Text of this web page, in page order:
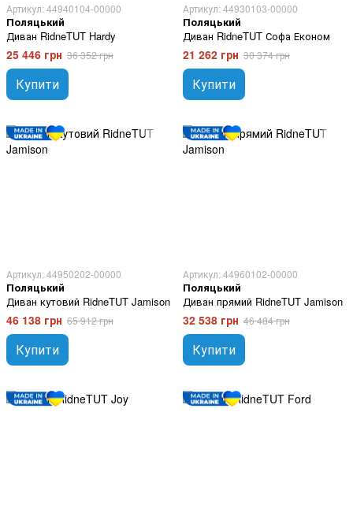
Артикул: 44940104-00000
Поляцький
Диван RidneTUT Hardy
25 446 грн 36 352 грн
Купити
Артикул: 44930103-00000
Поляцький
Диван RidneTUT Софа Економ
21 262 грн 30 374 грн
Купити
Артикул: 44950202-00000
Поляцький
Диван кутовий RidneTUT Jamison
46 138 грн 65 912 грн
Купити
Артикул: 44960102-00000
Поляцький
Диван прямий RidneTUT Jamison
32 538 грн 46 484 грн
Купити